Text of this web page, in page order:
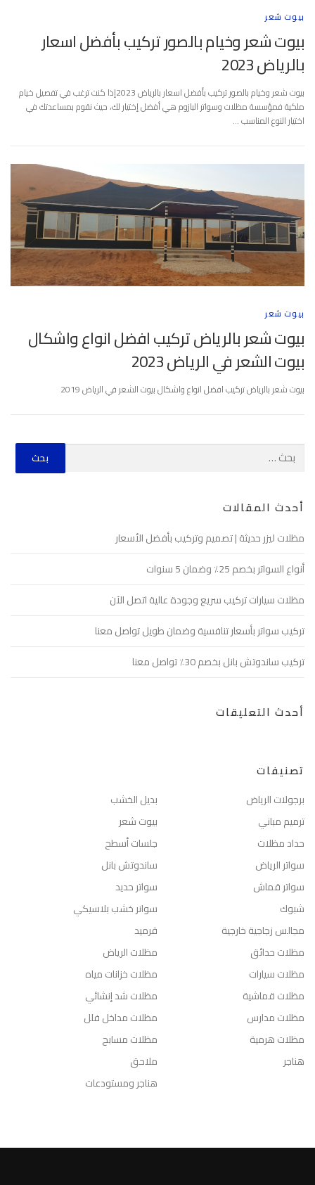
بيوت شعر
بيوت شعر وخيام بالصور تركيب بأفضل اسعار
بالرياض 2023
بيوت شعر وخيام بالصور تركيب بأفضل اسعار بالرياض 2023إذا كنت ترغب في تفصيل خيام
ملكية فمؤسسة مظلات وسواتر البازوم هي أفضل إختيار لك، حيث نقوم بمساعدتك في
اختيار النوع المناسب …
بيوت شعر
بيوت شعر بالرياض تركيب افضل انواع واشكال
بيوت الشعر في الرياض 2023
بيوت شعر بالرياض تركيب افضل انواع واشكال بيوت الشعر في الرياض 2019
أحدث المقالات
مظلات ليزر حديثة | تصميم وتركيب بأفضل الأسعار
أنواع السواتر بخصم 25٪ وضمان 5 سنوات
مظلات سيارات تركيب سريع وجودة عالية اتصل الآن
تركيب سواتر بأسعار تنافسية وضمان طويل تواصل معنا
تركيب ساندوتش بانل بخصم 30٪ تواصل معنا
أحدث التعليقات
تصنيفات
بديل الخشب
برجولات الرياض
بيوت شعر
ترميم مباني
جلسات أسطح
حداد مظلات
ساندوتش بانل
سواتر الرياض
سواتر حديد
سواتر قماش
سوانر خشب بلاسيكي
شبوك
قرميد
مجالس زجاجية خارجية
مظلات الرياض
مظلات حدائق
مظلات خزانات مياه
مظلات سيارات
مظلات شد إنشائي
مظلات قماشية
مظلات مداخل فلل
مظلات مدارس
مظلات مسابح
مظلات هرمية
ملاحق
هناجر
هناجر ومستودعات